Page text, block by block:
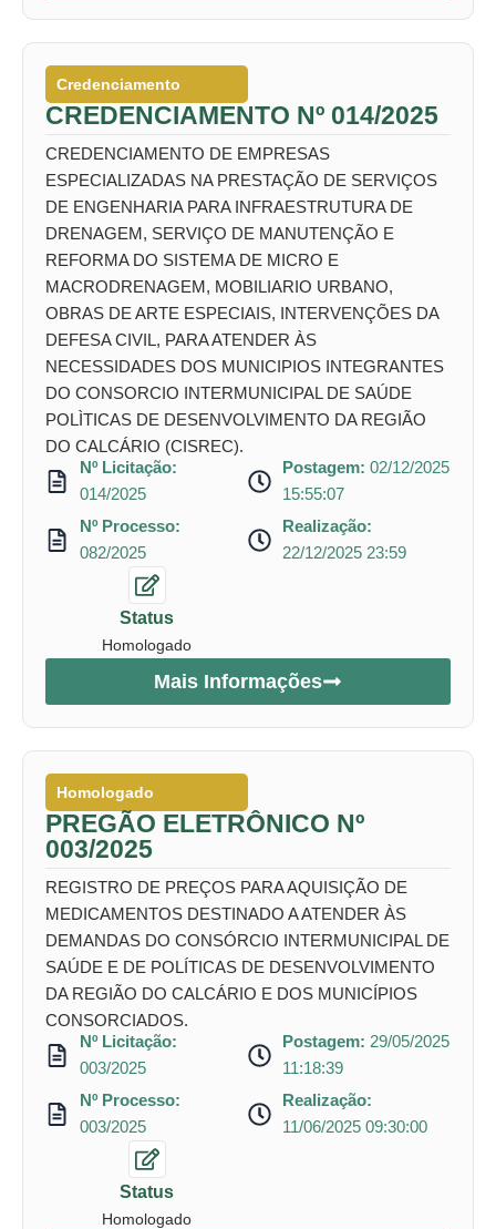
Credenciamento
CREDENCIAMENTO Nº 014/2025
CREDENCIAMENTO DE EMPRESAS
ESPECIALIZADAS NA PRESTAÇÃO DE SERVIÇOS
DE ENGENHARIA PARA INFRAESTRUTURA DE
DRENAGEM, SERVIÇO DE MANUTENÇÃO E
REFORMA DO SISTEMA DE MICRO E
MACRODRENAGEM, MOBILIARIO URBANO,
OBRAS DE ARTE ESPECIAIS, INTERVENÇÕES DA
DEFESA CIVIL, PARA ATENDER ÀS
NECESSIDADES DOS MUNICIPIOS INTEGRANTES
DO CONSORCIO INTERMUNICIPAL DE SAÚDE
POLÌTICAS DE DESENVOLVIMENTO DA REGIÃO
DO CALCÁRIO (CISREC).
Nº Licitação:
014/2025
Nº Processo:
082/2025
Postagem: 02/12/2025
15:55:07
Realização:
22/12/2025 23:59
Status
Homologado
Mais Informações
Homologado
PREGÃO ELETRÔNICO Nº
003/2025
REGISTRO DE PREÇOS PARA AQUISIÇÃO DE
MEDICAMENTOS DESTINADO A ATENDER ÀS
DEMANDAS DO CONSÓRCIO INTERMUNICIPAL DE
SAÚDE E DE POLÍTICAS DE DESENVOLVIMENTO
DA REGIÃO DO CALCÁRIO E DOS MUNICÍPIOS
CONSORCIADOS.
Nº Licitação:
003/2025
Nº Processo:
003/2025
Postagem: 29/05/2025
11:18:39
Realização:
11/06/2025 09:30:00
Status
Homologado